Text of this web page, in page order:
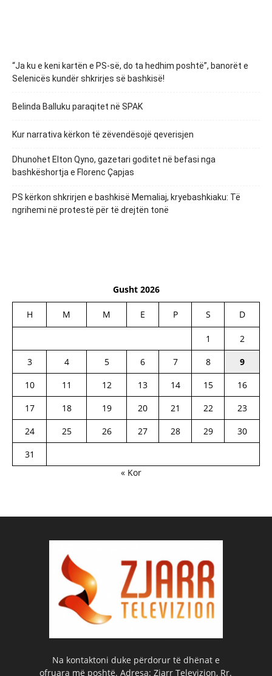
“Ja ku e keni kartën e PS-së, do ta hedhim poshtë”, banorët e
Selenicës kundër shkrirjes së bashkisë!
Belinda Balluku paraqitet në SPAK
Kur narrativa kërkon të zëvendësojë qeverisjen
Dhunohet Elton Qyno, gazetari goditet në befasi nga
bashkëshortja e Florenc Çapjas
PS kërkon shkrirjen e bashkisë Memaliaj, kryebashkiaku: Të
ngrihemi në protestë për të drejtën tonë
Gusht 2026
H M M E P S D
1
2
3
4 5 6 7 8
9
10
11 12 13 14 15
16
17
18 19 20 21 22
23
24
25 26 27 28 29
30
31
« Kor
Na kontaktoni duke përdorur të dhënat e
ofruara më poshtë. Adresa: Zjarr Televizion, Rr.